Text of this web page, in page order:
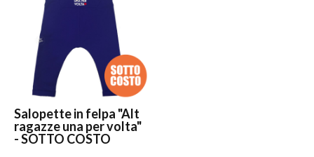
Salopette in felpa "Alt
ragazze una per volta"
- SOTTO COSTO